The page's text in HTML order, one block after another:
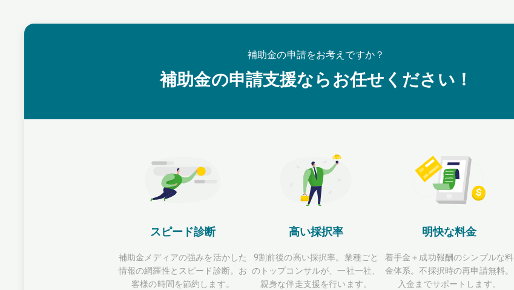
補助金の申請をお考えですか？
補助金の申請支援ならお任せください！
スピード診断
補助金メディアの強みを活かした
情報の網羅性とスピード診断。お
客様の時間を節約します。
高い採択率
9割前後の高い採択率。業種ごと
のトップコンサルが、一社一社、
親身な伴走支援を行います。
明快な料金
着手金＋成功報酬のシンプルな料
金体系。不採択時の再申請無料。
入金までサポートします。